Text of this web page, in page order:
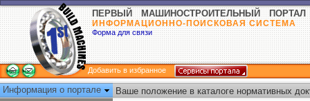
ПЕРВЫЙ МАШИНОСТРОИТЕЛЬНЫЙ ПОРТАЛ
ИНФОРМАЦИОННО-ПОИСКОВАЯ СИСТЕМА
Форма для связи
Добавить в избранное
Информация о портале Ваше положение в каталоге нормативных